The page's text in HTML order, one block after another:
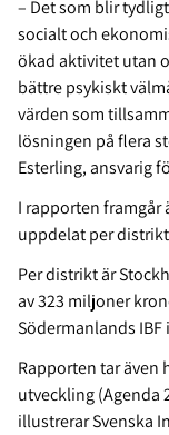
– Det som blir
socialt och
ökad aktivitet utan
bättre psykiskt
värden som
lösningen på flera
Esterling, ansvarig
I rapporten framgår
uppdelat per
Per distrikt är
av 323 miljoner
Södermanlands
Rapporten tar även
utveckling (Agenda
illustrerar Svenska